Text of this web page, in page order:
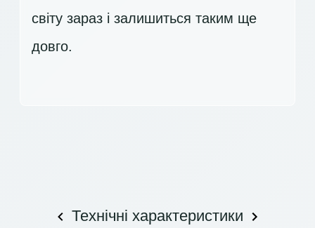
світу зараз і залишиться таким ще
довго.
Технічні характеристики